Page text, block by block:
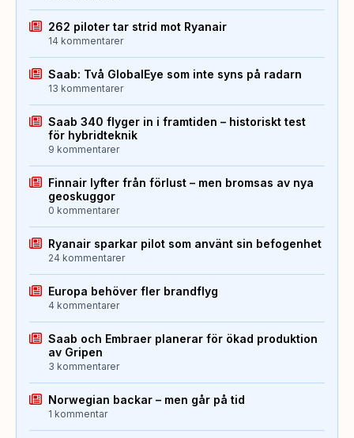
262 piloter tar strid mot Ryanair
14 kommentarer
Saab: Två GlobalEye som inte syns på radarn
13 kommentarer
Saab 340 flyger in i framtiden – historiskt test
för hybridteknik
9 kommentarer
Finnair lyfter från förlust – men bromsas av nya
geoskuggor
0 kommentarer
Ryanair sparkar pilot som använt sin befogenhet
24 kommentarer
Europa behöver fler brandflyg
4 kommentarer
Saab och Embraer planerar för ökad produktion
av Gripen
3 kommentarer
Norwegian backar – men går på tid
1 kommentar